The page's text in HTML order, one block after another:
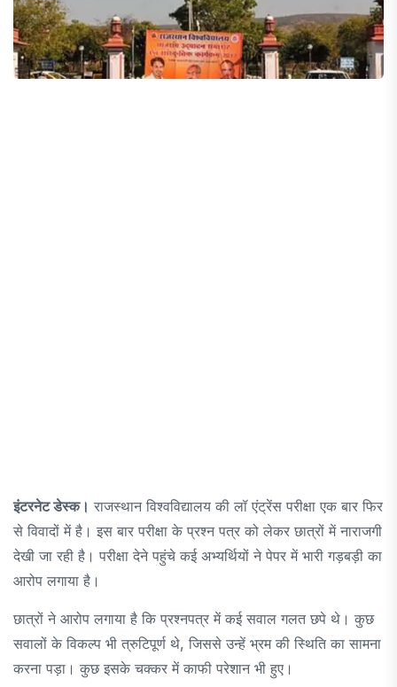
इंटरनेट डेस्क। राजस्थान विश्वविद्यालय की लॉ एंट्रेंस परीक्षा एक बार फिर
से विवादों में है। इस बार परीक्षा के प्रश्न पत्र को लेकर छात्रों में नाराजगी
देखी जा रही है। परीक्षा देने पहुंचे कई अभ्यर्थियों ने पेपर में भारी गड़बड़ी का
आरोप लगाया है।
छात्रों ने आरोप लगाया है कि प्रश्नपत्र में कई सवाल गलत छपे थे। कुछ
सवालों के विकल्प भी त्रुटिपूर्ण थे, जिससे उन्हें भ्रम की स्थिति का सामना
करना पड़ा। कुछ इसके चक्कर में काफी परेशान भी हुए।